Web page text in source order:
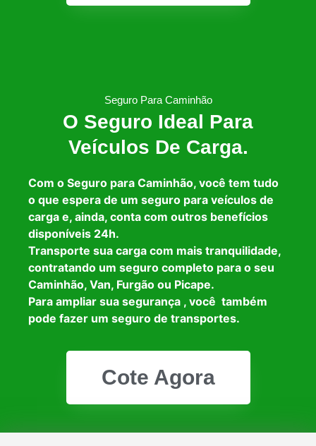
Seguro Para Caminhão
O Seguro Ideal Para
Veículos De Carga.
Com o Seguro para Caminhão, você tem tudo
o que espera de um seguro para veículos de
carga e, ainda, conta com outros benefícios
disponíveis 24h.
Transporte sua carga com mais tranquilidade,
contratando um seguro completo para o seu
Caminhão, Van, Furgão ou Picape.
Para ampliar sua segurança , você também
pode fazer um seguro de transportes.
Cote Agora